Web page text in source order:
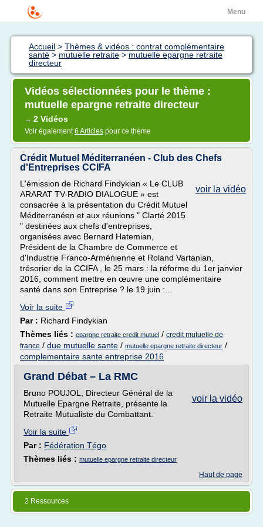
Menu
Accueil > Thèmes & vidéos : contrat complémentaire
santé > mutuelle retraite > mutuelle epargne retraite
directeur
Vidéos sélectionnées pour le thème :
mutuelle epargne retraite directeur
→ 2 Vidéos
Voir également6 Articles pour ce thème
Crédit Mutuel Méditerranéen - Club des Chefs
d'Entreprises CCIFA
voir la vidéo
L'émission de Richard Findykian « Le CLUB
ARARAT TV-RADIO DIALOGUE » est
consacrée à la présentation du Crédit Mutuel
Méditerranéen et aux réunions " Clarté 2015
" destinées aux chefs d'entreprises,
organisées avec Bernard Hatemian,
Président de la Chambre de Commerce et
d'Industrie Franco-Arménienne et Roland Vartanian,
trésorier de la CCIFA , le 25 mars : la réforme du 1er janvier
2016, comment mettre en œuvre une complémentaire
santé dans son Entreprise ? le 19 juin :...
Voir la suite
Par : Richard Findykian
Thèmes liés : epargne retraite credit mutuel / credit mutuelle de
france / due mutuelle sante / mutuelle epargne retraite directeur /
complementaire sante entreprise 2016
Grand Débat – La RMC
voir la vidéo
Bruno POUJOL, Directeur Général de la
Mutuelle Epargne Retraite, présente la
Retraite Mutualiste du Combattant.
Voir la suite
Par : Fédération Tégo
Thèmes liés : mutuelle epargne retraite directeur
Haut de page
2 Ressources